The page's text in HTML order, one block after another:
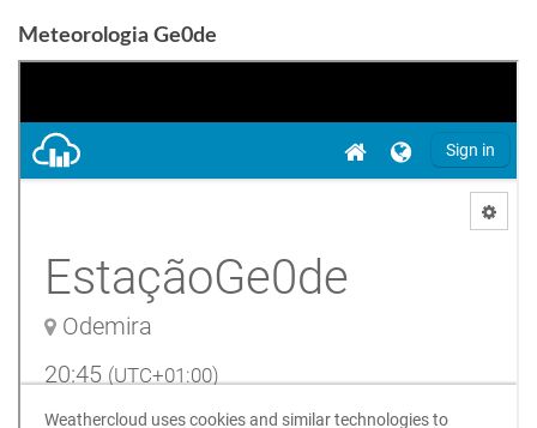
Meteorologia Ge0de